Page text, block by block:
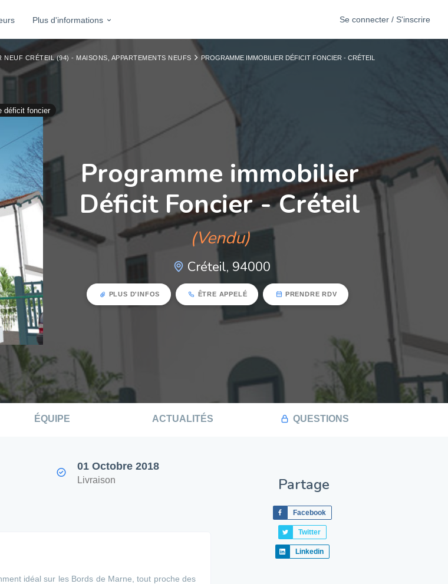
Plus d'informations Se connecter / S'inscrire
NEUF CRÉTEIL (94) - MAISONS, APPARTEMENTS NEUFS PROGRAMME IMMOBILIER DÉFICIT FONCIER - CRÉTEIL
déficit foncier
Programme immobilier
Déficit Foncier - Créteil
(Vendu)
Créteil, 94000
PLUS D'INFOS ÊTRE APPELÉ PRENDRE RDV
ÉQUIPE ACTUALITÉS QUESTIONS
01 Octobre 2018
Livraison
idéal sur les Bords de Marne, tout proche des
Partage
Facebook
Twitter
Linkedin